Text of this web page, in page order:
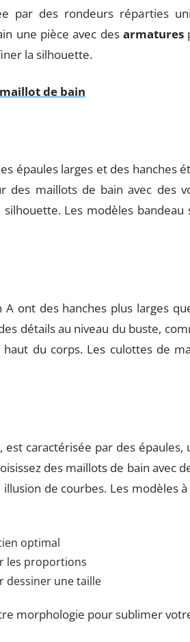
par des rondeurs réparties
une pièce avec des armatures
la silhouette.
de bain
épaules larges et des hanches
des maillots de bain avec des
Les modèles
ont des hanches plus larges
détails au niveau du buste,
du corps. Les culottes de
caractérisée par des épaules,
des maillots de bain avec
de courbes. Les modèles
optimal
les proportions
dessiner une taille
morphologie pour sublimer